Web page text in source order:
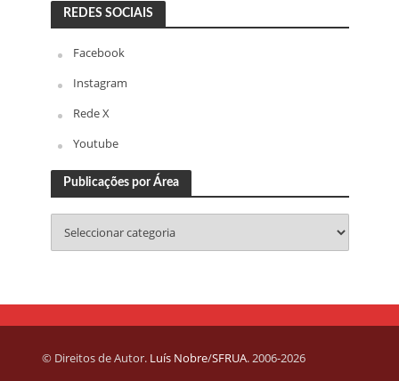
REDES SOCIAIS
Facebook
Instagram
Rede X
Youtube
Publicações por Área
© Direitos de Autor. Luís Nobre/SFRUA. 2006-2026